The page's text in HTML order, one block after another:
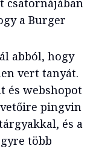
csatornájában
a Burger
abból, hogy
vert tanyát.
és webshopot
pingvin
és a
több